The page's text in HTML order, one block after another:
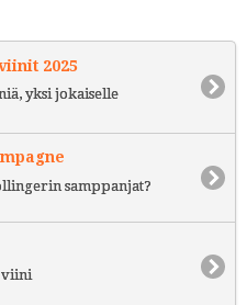
2025
yksi jokaiselle
samppanjat?
viini